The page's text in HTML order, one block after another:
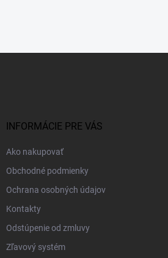
INFORMÁCIE PRE VÁS
Ako nakupovať
Obchodné podmienky
Ochrana osobných údajov
Kontakty
Odstúpenie od zmluvy
Zľavový systém